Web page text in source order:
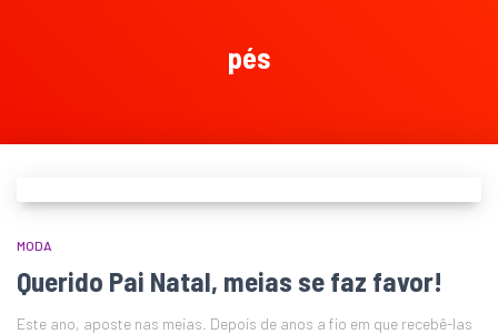
pés
MODA
Querido Pai Natal, meias se faz favor!
Este ano, aposte nas meias. Depois de anos a fio em que recebê-las